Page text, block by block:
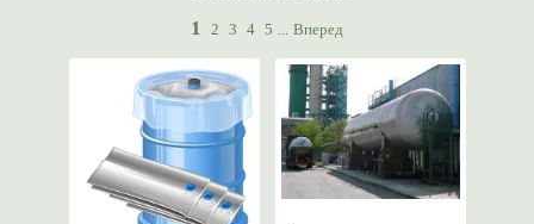
1 2 3 4 5 ... Вперед